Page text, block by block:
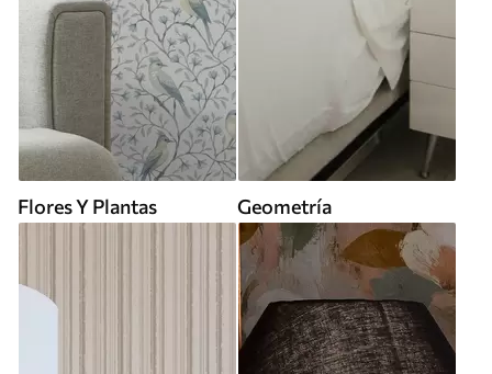
Flores Y Plantas Geometría